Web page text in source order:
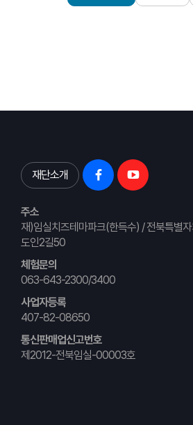
재단소개
주소
재)임실치즈테마파크(한득수) / 전북특별
도인2길50
체험문의
063-643-2300/3400
사업자등록
407-82-08650
통신판매업신고번호
제2012-전북임실-00003호